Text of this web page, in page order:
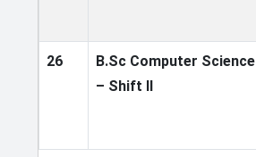
26
B.Sc Computer Science
– Shift II